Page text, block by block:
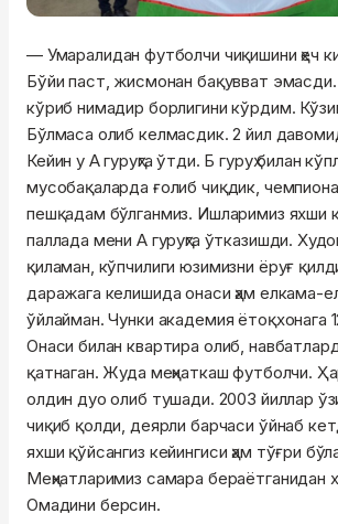
— Умаралидан футболчи чиқишини ҳеч
Бўйи паст, жисмонан бақувват эмасди
кўриб нимадир борлигини кўрдим.
Бўлмаса олиб келмасдик. 2 йил
Кейин у А гуруҳга ўтди. Б гуруҳ билан
мусобақаларда ғолиб чиқдик,
пешқадам бўлганмиз. Ишларимиз яхши
паллада мени А гуруҳга ўтказишди.
қиламан, кўпчилиги юзимизни ёруғ
даражага келишида онаси ҳам елкама-
ўйлайман. Чунки академия ётоқхонага
Онаси билан квартира олиб,
қатнаган. Жуда меҳнаткаш футболчи.
олдин дуо олиб тушади. 2003 йиллар
чиқиб қолди, деярли барчаси ўйнаб
яхши қўйсангиз кейингиси ҳам тўғри
Меҳнатларимиз самара бераётганидан
Омадини берсин.